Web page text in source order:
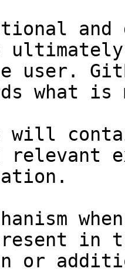
and
user.
what
will
relevant
in
or